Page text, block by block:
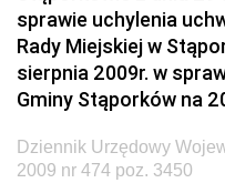
Dziennik Urzędowy
Państwowych
Dziennik Urzędowy
Dziennik Urzędowy
sprawie uchylenia
Rady Miejskiej w
sierpnia 2009r. w
Gminy Stąporków na
Dziennik Urzędowy
2009 nr 474 poz. 3450